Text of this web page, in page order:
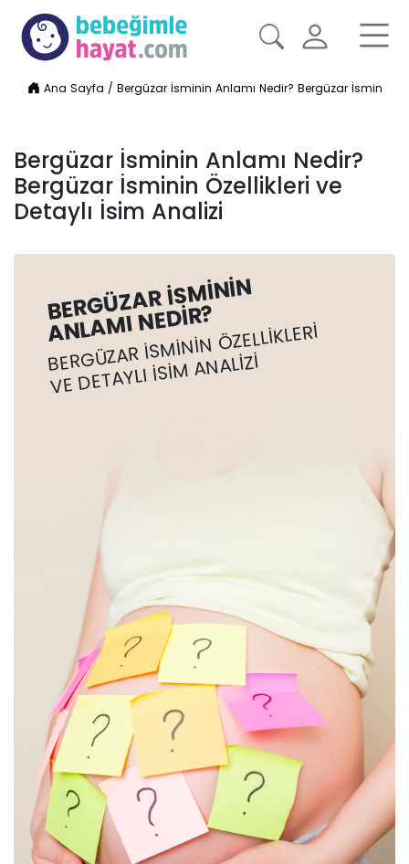
Ana Sayfa /Bergüzar İsminin Anlamı Nedir? Bergüzar İsminin
Bergüzar İsminin Anlamı Nedir?
Bergüzar İsminin Özellikleri ve
Detaylı İsim Analizi
BERGÜZAR İSMININ
ANLAMI NEDIR?
BERGÜZAR İSMININ ÖZELLIKLERI
VE DETAYLI İSIM ANALIZI